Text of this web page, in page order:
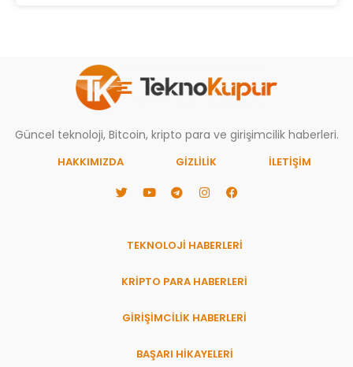
Güncel teknoloji, Bitcoin, kripto para ve girişimcilik haberleri.
HAKKIMIZDA GIZLILIK İLETİŞİM
TEKNOLOJİ HABERLERİ
KRİPTO PARA HABERLERİ
GİRİŞİMCİLİK HABERLERİ
BAŞARI HIKAYELERI